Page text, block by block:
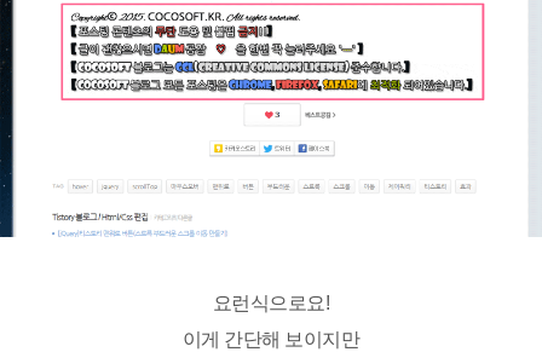
요런식으로요!
이게 간단해 보이지만